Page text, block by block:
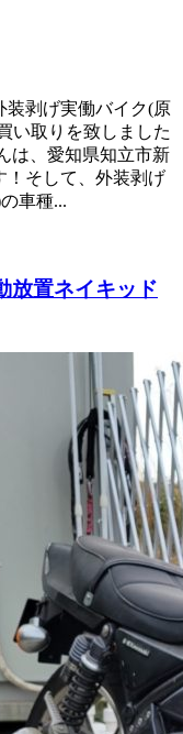
装剥げ実働バイク(原
い取りを致しました
は、愛知県知立市新
！そして、外装剥げ
車種...
放置ネイキッド